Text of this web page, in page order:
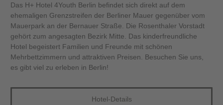
Das H+ Hotel 4Youth Berlin befindet sich direkt auf dem
ehemaligen Grenzstreifen der Berliner Mauer gegenüber vom
Mauerpark an der Bernauer Straße. Die Rosenthaler Vorstadt
gehört zum angesagten Bezirk Mitte. Das kinderfreundliche
Hotel begeistert Familien und Freunde mit schönen
Mehrbettzimmern und attraktiven Preisen. Besuchen Sie uns,
es gibt viel zu erleben in Berlin!
Hotel-Details